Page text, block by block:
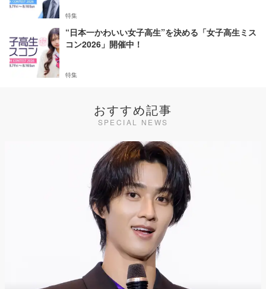
特集
“日本一かわいい女子高生”を決める「女子高生ミス
コン2026」開催中！
特集
おすすめ記事
SPECIAL NEWS